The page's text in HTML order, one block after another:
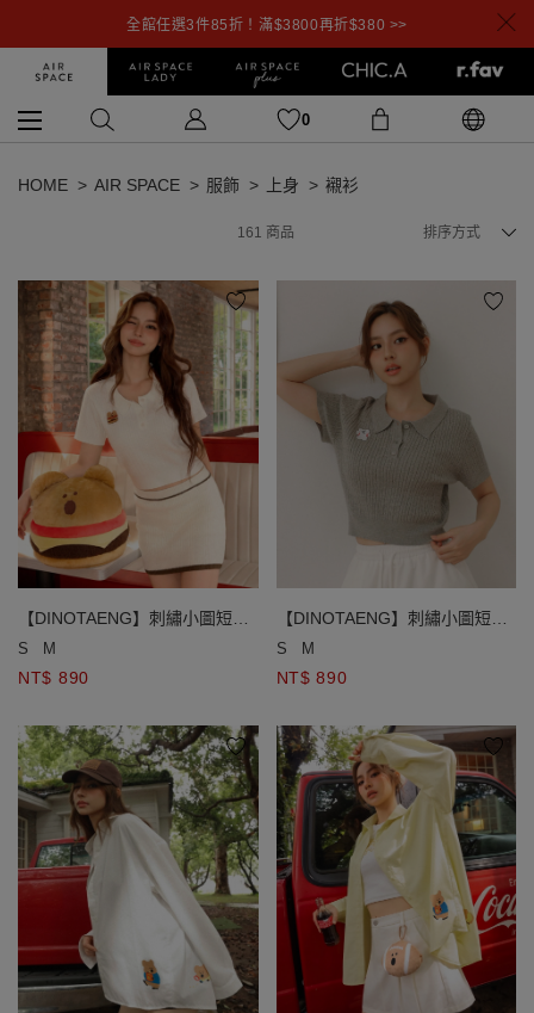
全館任選3件85折！滿$3800再折$380 >>
0
HOME AIR SPACE 服飾 上身 襯衫
161 商品 排序方式
【DINOTAENG】刺繡小圖短版
麻花針織POLO衫
S M
NT$ 890
【DINOTAENG】刺繡小圖短版
麻花針織POLO衫
S M
NT$ 890